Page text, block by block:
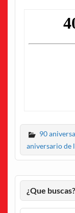
90
aniversario de
¿Que buscas?